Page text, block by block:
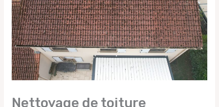
Nettoyage de toiture